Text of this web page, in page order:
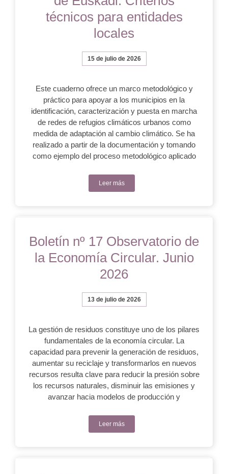
técnicos para entidades
locales
15 de julio de 2026
Este cuaderno ofrece un marco metodológico y
práctico para apoyar a los municipios en la
identificación, caracterización y puesta en marcha
de redes de refugios climáticos urbanos como
medida de adaptación al cambio climático. Se ha
realizado a partir de la documentación y tomando
como ejemplo del proceso metodológico aplicado
Leer más
Boletín nº 17 Observatorio de
la Economía Circular. Junio
2026
13 de julio de 2026
La gestión de residuos constituye uno de los pilares
fundamentales de la economía circular. La
capacidad para prevenir la generación de residuos,
aumentar su reciclaje y transformarlos en nuevos
recursos resulta clave para reducir la presión sobre
los recursos naturales, disminuir las emisiones y
avanzar hacia modelos de producción y
Leer más